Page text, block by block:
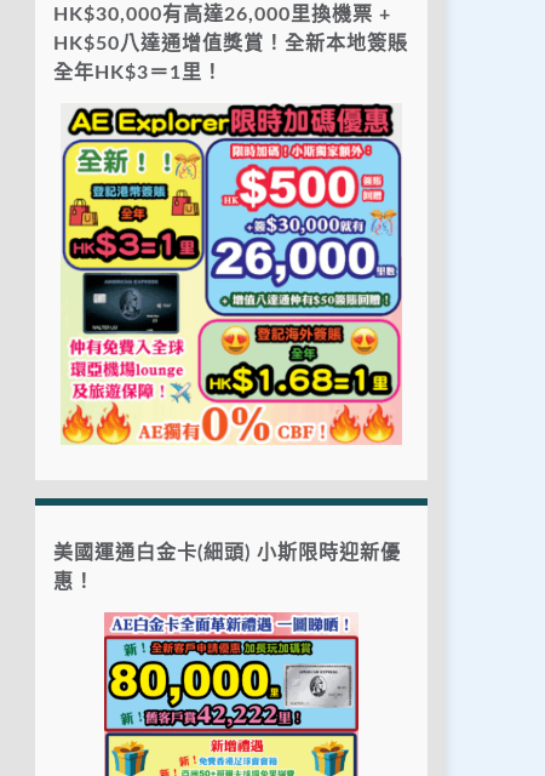
HK$30,000有高達26,000里換機票 +
HK$50八達通增值獎賞！全新本地簽賬
全年HK$3＝1里！
美國運通白金卡(細頭) 小斯限時迎新優
惠！